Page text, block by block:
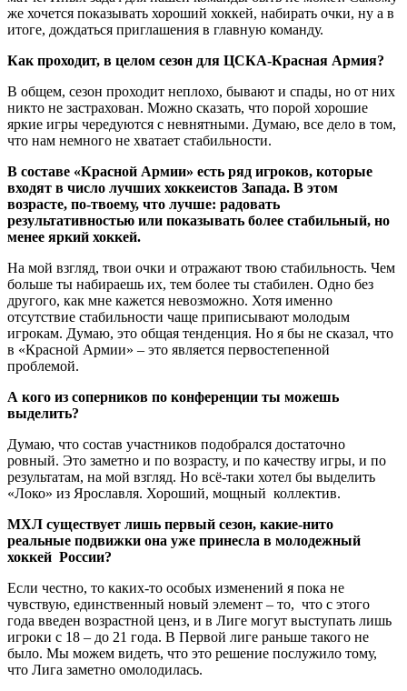
же хочется показывать хороший хоккей, набирать очки, ну а в
итоге, дождаться приглашения в главную команду.
Как проходит, в целом сезон для ЦСКА-Красная Армия?
В общем, сезон проходит неплохо, бывают и спады, но от них
никто не застрахован. Можно сказать, что порой хорошие
яркие игры чередуются с невнятными. Думаю, все дело в том,
что нам немного не хватает стабильности.
В составе «Красной Армии» есть ряд игроков, которые
входят в число лучших хоккеистов Запада. В этом
возрасте, по-твоему, что лучше: радовать
результативностью или показывать более стабильный, но
менее яркий хоккей.
На мой взгляд, твои очки и отражают твою стабильность. Чем
больше ты набираешь их, тем более ты стабилен. Одно без
другого, как мне кажется невозможно. Хотя именно
отсутствие стабильности чаще приписывают молодым
игрокам. Думаю, это общая тенденция. Но я бы не сказал, что
в «Красной Армии» – это является первостепенной
проблемой.
А кого из соперников по конференции ты можешь
выделить?
Думаю, что состав участников подобрался достаточно
ровный. Это заметно и по возрасту, и по качеству игры, и по
результатам, на мой взгляд. Но всё-таки хотел бы выделить
«Локо» из Ярославля. Хороший, мощный коллектив.
МХЛ существует лишь первый сезон, какие-нито
реальные подвижки она уже принесла в молодежный
хоккей России?
Если честно, то каких-то особых изменений я пока не
чувствую, единственный новый элемент – то, что с этого
года введен возрастной ценз, и в Лиге могут выступать лишь
игроки с 18 – до 21 года. В Первой лиге раньше такого не
было. Мы можем видеть, что это решение послужило тому,
что Лига заметно омолодилась.